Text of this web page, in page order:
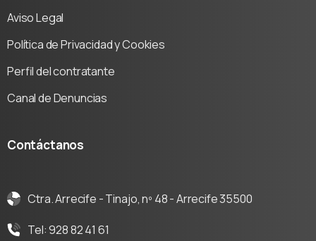
Aviso Legal
Política de Privacidad y Cookies
Perfil del contratante
Canal de Denuncias
Contáctanos
Ctra. Arrecife - Tinajo, nº 48 - Arrecife 35500
Tel: 928 82 41 61